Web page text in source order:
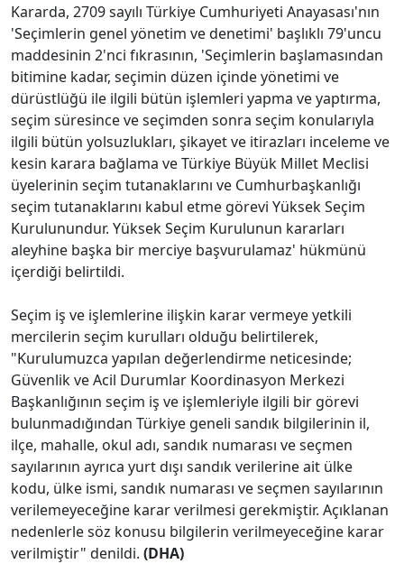
Kararda, 2709 sayılı Türkiye Cumhuriyeti Anayasası'nın
'Seçimlerin genel yönetim ve denetimi' başlıklı 79'uncu
maddesinin 2'nci fıkrasının, 'Seçimlerin başlamasından
bitimine kadar, seçimin düzen içinde yönetimi ve
dürüstlüğü ile ilgili bütün işlemleri yapma ve yaptırma,
seçim süresince ve seçimden sonra seçim konularıyla
ilgili bütün yolsuzlukları, şikayet ve itirazları inceleme ve
kesin karara bağlama ve Türkiye Büyük Millet Meclisi
üyelerinin seçim tutanaklarını ve Cumhurbaşkanlığı
seçim tutanaklarını kabul etme görevi Yüksek Seçim
Kurulunundur. Yüksek Seçim Kurulunun kararları
aleyhine başka bir merciye başvurulamaz' hükmünü
içerdiği belirtildi.
Seçim iş ve işlemlerine ilişkin karar vermeye yetkili
mercilerin seçim kurulları olduğu belirtilerek,
"Kurulumuzca yapılan değerlendirme neticesinde;
Güvenlik ve Acil Durumlar Koordinasyon Merkezi
Başkanlığının seçim iş ve işlemleriyle ilgili bir görevi
bulunmadığından Türkiye geneli sandık bilgilerinin il,
ilçe, mahalle, okul adı, sandık numarası ve seçmen
sayılarının ayrıca yurt dışı sandık verilerine ait ülke
kodu, ülke ismi, sandık numarası ve seçmen sayılarının
verilemeyeceğine karar verilmesi gerekmiştir. Açıklanan
nedenlerle söz konusu bilgilerin verilmeyeceğine karar
verilmiştir" denildi. (DHA)